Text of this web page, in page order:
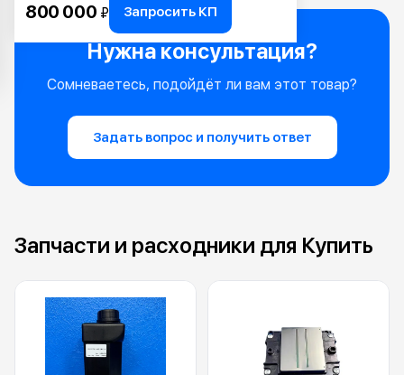
800 000 ₽ Запросить КП
Нужна консультация?
Сомневаетесь, подойдёт ли вам этот товар?
Задать вопрос и получить ответ
Запчасти и расходники для Купить